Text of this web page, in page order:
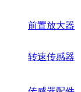
前置放大器
转速传感器